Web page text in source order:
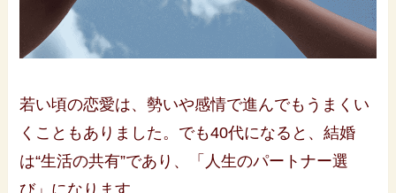
若い頃の恋愛は、勢いや感情で進んでもうまくい
くこともありました。でも40代になると、結婚
は“生活の共有”であり、「人生のパートナー選
び」になります。